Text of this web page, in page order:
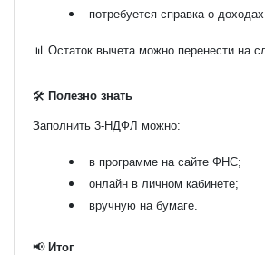
потребуется справка о
📊 Остаток вычета можно перенести на
🛠️ Полезно знать
Заполнить 3-НДФЛ можно:
в программе на сайте ФНС;
онлайн в личном кабинете;
вручную на бумаге.
📢 Итог